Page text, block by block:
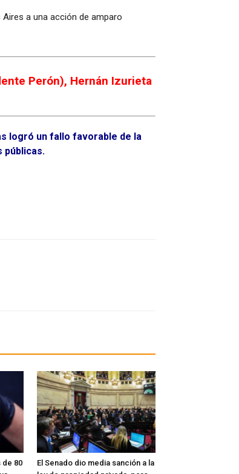
a una acción de amparo
Perón), Hernán Izurieta
logró un fallo favorable de la
públicas.
de 80
El Senado dio media sanción a la